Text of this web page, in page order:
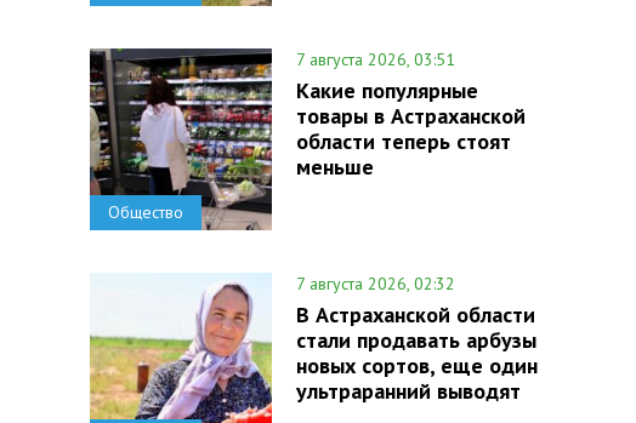
Общество
7 августа 2026, 03:51
Какие популярные
товары в Астраханской
области теперь стоят
меньше
7 августа 2026, 02:32
В Астраханской области
стали продавать арбузы
новых сортов, еще один
ультраранний выводят